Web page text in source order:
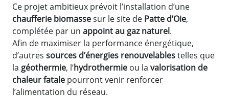
Ce projet ambitieux prévoit l’installation d’une
chaufferie biomassesur le site de Patte d’Oie,
complétée par un appoint au gaz naturel.
Afin de maximiser la performance énergétique,
d’autres sources d’énergies renouvelablestelles que
la géothermie, l’hydrothermie ou la valorisation de
chaleur fatale pourront venir renforcer
l’alimentation du réseau.